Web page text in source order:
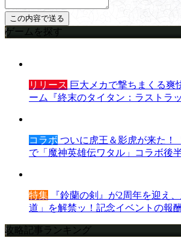
ゲームを探す
リリース 巨大メカで撃ちまくる爽
ーム『終末のタイタン：ラストラ
コラボ ついに虎王＆影虎が来た！
で「魔神英雄伝ワタル」コラボ後
特集 『鈴蘭の剣』が2周年を迎え
道」を解禁ッ！記念イベントの報
攻略記事ランキング